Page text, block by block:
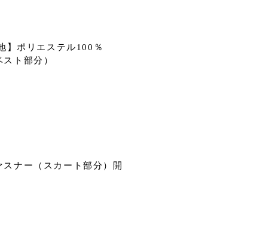
】ポリエステル100％
ト部分）
ナー（スカート部分）開